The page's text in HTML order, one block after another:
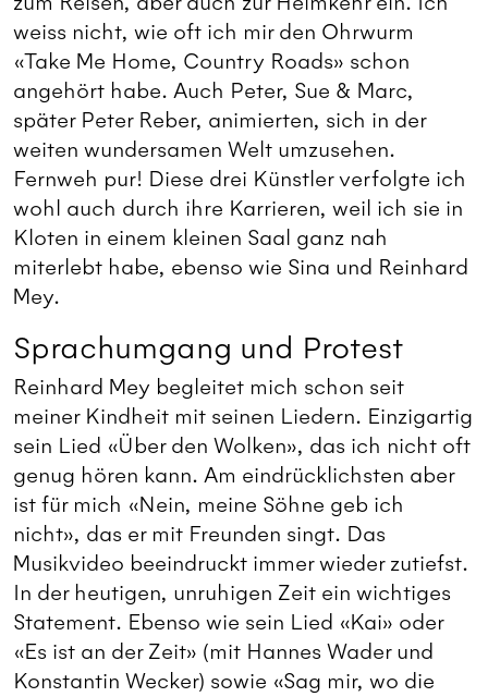
weiss nicht, wie oft ich mir den Ohrwurm
«Take Me Home, Country Roads» schon
angehört habe. Auch Peter, Sue & Marc,
später Peter Reber, animierten, sich in der
weiten wundersamen Welt umzusehen.
Fernweh pur! Diese drei Künstler verfolgte ich
wohl auch durch ihre Karrieren, weil ich sie in
Kloten in einem kleinen Saal ganz nah
miterlebt habe, ebenso wie Sina und Reinhard
Mey.
Sprachumgang und Protest
Reinhard Mey begleitet mich schon seit
meiner Kindheit mit seinen Liedern. Einzigartig
sein Lied «Über den Wolken», das ich nicht oft
genug hören kann. Am eindrücklichsten aber
ist für mich «Nein, meine Söhne geb ich
nicht», das er mit Freunden singt. Das
Musikvideo beeindruckt immer wieder zutiefst.
In der heutigen, unruhigen Zeit ein wichtiges
Statement. Ebenso wie sein Lied «Kai» oder
«Es ist an der Zeit» (mit Hannes Wader und
Konstantin Wecker) sowie «Sag mir, wo die